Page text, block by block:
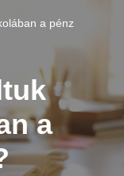
a pénz
a